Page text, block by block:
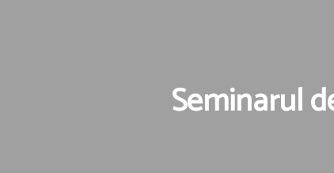
Seminarul